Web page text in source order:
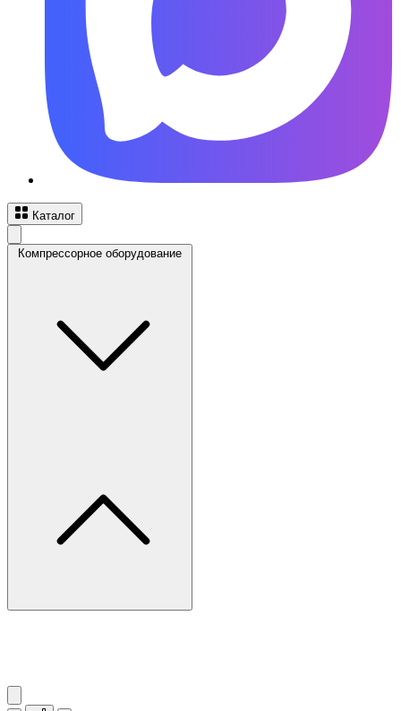
Каталог
Компрессорное оборудование